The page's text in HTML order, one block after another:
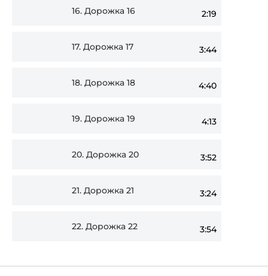
16. Дорожка 16 2:19
17. Дорожка 17 3:44
18. Дорожка 18 4:40
19. Дорожка 19 4:13
20. Дорожка 20 3:52
21. Дорожка 21 3:24
22. Дорожка 22 3:54